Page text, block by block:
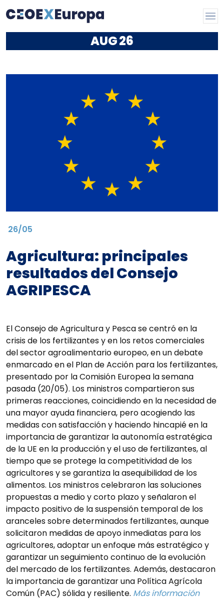
AUG26
26/05
Agricultura: principales
resultados del Consejo
AGRIPESCA
El Consejo de Agricultura y Pesca se centró en la
crisis de los fertilizantes y en los retos comerciales
del sector agroalimentario europeo, en un debate
enmarcado en el Plan de Acción para los fertilizantes,
presentado por la Comisión Europea la semana
pasada (20/05). Los ministros compartieron sus
primeras reacciones, coincidiendo en la necesidad de
una mayor ayuda financiera, pero acogiendo las
medidas con satisfacción y haciendo hincapié en la
importancia de garantizar la autonomía estratégica
de la UE en la producción y el uso de fertilizantes, al
tiempo que se protege la competitividad de los
agricultores y se garantiza la asequibilidad de los
alimentos. Los ministros celebraron las soluciones
propuestas a medio y corto plazo y señalaron el
impacto positivo de la suspensión temporal de los
aranceles sobre determinados fertilizantes, aunque
solicitaron medidas de apoyo inmediatas para los
agricultores, adoptar un enfoque más estratégico y
garantizar un seguimiento continuo de la evolución
del mercado de los fertilizantes. Además, destacaron
la importancia de garantizar una Política Agrícola
Común (PAC) sólida y resiliente. Más información